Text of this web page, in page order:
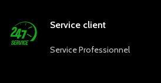
Service client
Service Professionnel